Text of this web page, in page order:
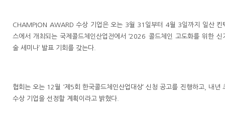
CHAMPION AWARD 수상 기업은 오는 3월 31일부터 4월 3일까지 일산 킨
스에서 개최되는 국제콜드체인산업전에서 ‘2026 콜드체인 고도화를 위한 신
술 세미나’ 발표 기회를 갖는다.
협회는 오는 12월 ‘제5회 한국콜드체인산업대상’ 신청 공고를 진행하고, 내년
수상 기업을 선정할 계획이라고 밝혔다.